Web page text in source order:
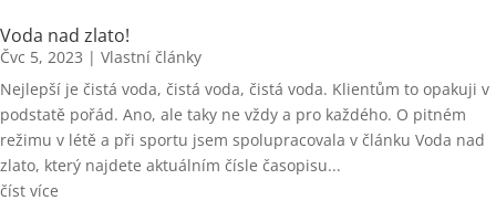
Voda nad zlato!
Čvc 5, 2023 | Vlastní články
Nejlepší je čistá voda, čistá voda, čistá voda. Klientům to opakuji v
podstatě pořád. Ano, ale taky ne vždy a pro každého. O pitném
režimu v létě a při sportu jsem spolupracovala v článku Voda nad
zlato, který najdete aktuálním čísle časopisu...
číst více